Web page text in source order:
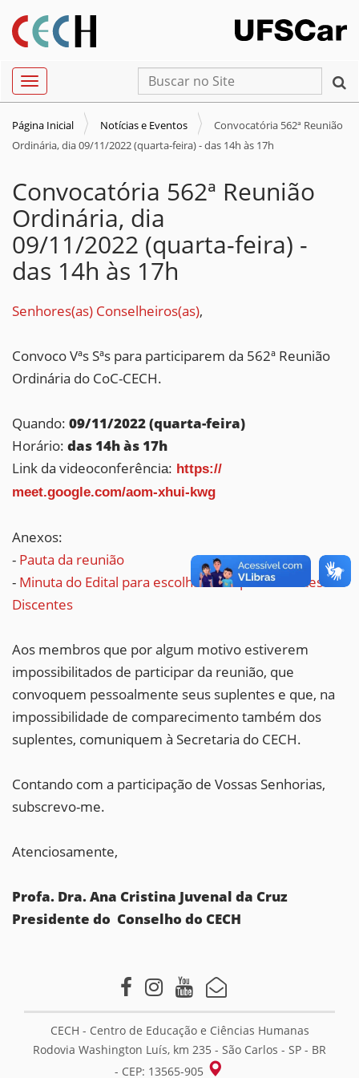
Busca
Busca Avançada…
Toggle navigation
Página Inicial Notícias e Eventos
Convocatória 562ª Reunião
Ordinária, dia 09/11/2022 (quarta-feira) - das 14h às 17h
Convocatória 562ª Reunião
Ordinária, dia
09/11/2022 (quarta-feira) -
das 14h às 17h
Senhores(as) Conselheiros(as),
Convoco Vªs Sªs para participarem da 562ª Reunião
Ordinária do CoC-CECH.
Quando: 09/11/2022 (quarta-feira)
Horário: das 14h às 17h
Link da videoconferência: https://
meet.google.com/aom-xhui-kwg
Anexos:
- Pauta da reunião
- Minuta do Edital para escolha de Representantes
Discentes
Aos membros que por algum motivo estiverem
impossibilitados de participar da reunião, que
convoquem pessoalmente seus suplentes e que, na
impossibilidade de comparecimento também dos
suplentes, comuniquem à Secretaria do CECH.
Contando com a participação de Vossas Senhorias,
subscrevo-me.
Atenciosamente,
Profa. Dra. Ana Cristina Juvenal da Cruz
Presidente do Conselho do CECH
CECH - Centro de Educação e Ciências Humanas
Rodovia Washington Luís, km 235 - São Carlos - SP - BR
- CEP: 13565-905